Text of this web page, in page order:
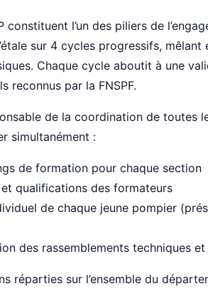
constituent l’un des piliers de
sur 4 cycles progressifs,
Chaque cycle aboutit à une
reconnus par la FNSPF.
de la coordination de toutes
simultanément :
de formation pour chaque section
qualifications des formateurs
de chaque jeune pompier
des rassemblements techniques
réparties sur l’ensemble du